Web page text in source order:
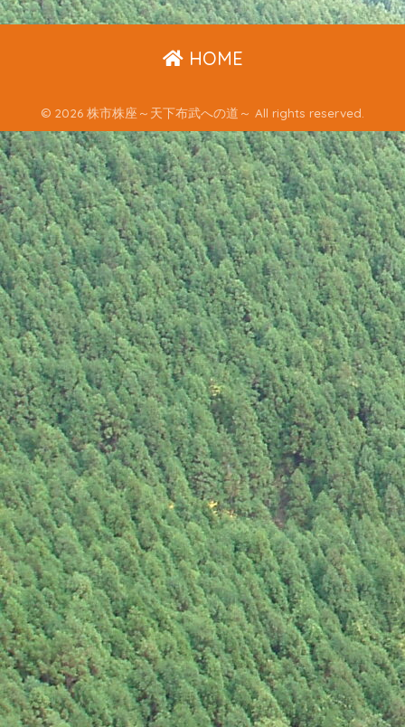
HOME
© 2026 株市株座～天下布武への道～ All rights reserved.